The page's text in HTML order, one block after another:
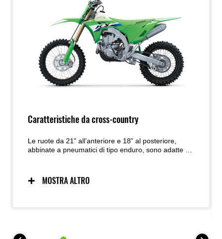
Caratteristiche da cross-country
Le ruote da 21” all’anteriore e 18” al posteriore,
abbinate a pneumatici di tipo enduro, sono adatte a
cavalletto laterale, la catena sigillata e i connettori
rapidi per l’utilizzo di faro e fanale posteriore
MOSTRA ALTRO